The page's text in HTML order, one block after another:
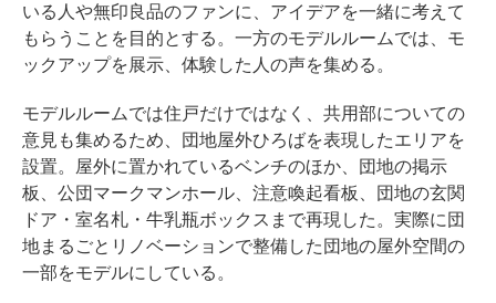
いる人や無印良品のファンに、アイデアを一緒に考えて
もらうことを目的とする。一方のモデルルームでは、モ
ックアップを展示、体験した人の声を集める。
モデルルームでは住戸だけではなく、共用部についての
意見も集めるため、団地屋外ひろばを表現したエリアを
設置。屋外に置かれているベンチのほか、団地の掲示
板、公団マークマンホール、注意喚起看板、団地の玄関
ドア・室名札・牛乳瓶ボックスまで再現した。実際に団
地まるごとリノベーションで整備した団地の屋外空間の
一部をモデルにしている。